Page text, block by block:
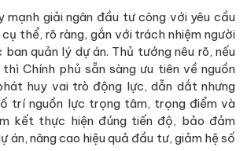
mạnh giải ngân đầu tư công với yêu cầu
thể, rõ ràng, gắn với trách nhiệm người
quản lý dự án. Thủ tướng nêu rõ, nếu
Chính phủ sẵn sàng ưu tiên về nguồn
huy vai trò động lực, dẫn dắt nhưng
trí nguồn lực trọng tâm, trọng điểm và
kết thực hiện đúng tiến độ, bảo đảm
án, nâng cao hiệu quả đầu tư, giảm hệ số